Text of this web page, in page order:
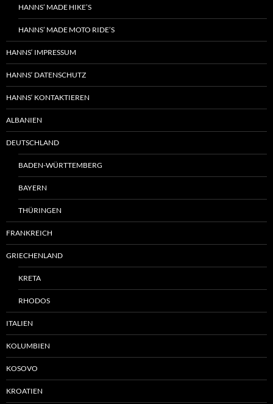
HANNS’ MADE HIKE’S
HANNS’ MADE MOTO RIDE’S
HANNS‘ IMPRESSUM
HANNS‘ DATENSCHUTZ
HANNS‘ KONTAKTIEREN
ALBANIEN
DEUTSCHLAND
BADEN-WÜRTTEMBERG
BAYERN
THÜRINGEN
FRANKREICH
GRIECHENLAND
KRETA
RHODOS
ITALIEN
KOLUMBIEN
KOSOVO
KROATIEN